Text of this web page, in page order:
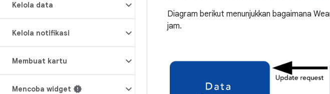
Kelola data
Kelola notifikasi
Membuat kartu
Mencoba widget
Diagram berikut menunjukkan bagaimana
jam.